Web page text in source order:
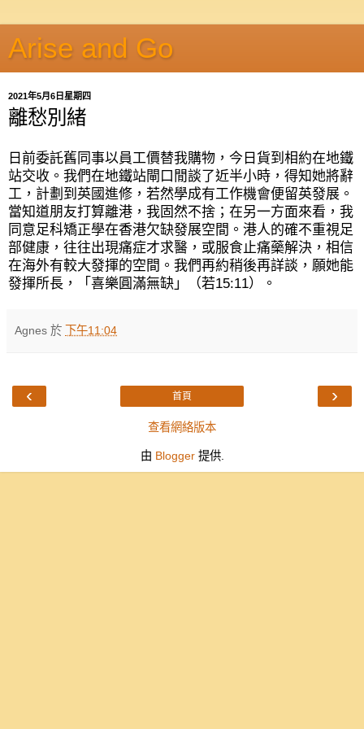
Arise and Go
2021年5月6日星期四
離愁別緒
日前委託舊同事以員工價替我購物，今日貨到相約在地鐵
站交收。我們在地鐵站閘口閒談了近半小時，得知她將辭
工，計劃到英國進修，若然學成有工作機會便留英發展。
當知道朋友打算離港，我固然不捨；在另一方面來看，我
同意足科矯正學在香港欠缺發展空間。港人的確不重視足
部健康，往往出現痛症才求醫，或服食止痛藥解決，相信
在海外有較大發揮的空間。我們再約稍後再詳談，願她能
發揮所長，「喜樂圓滿無缺」（若15:11）。
Agnes 於 下午11:04
‹ ›
首頁
查看網絡版本
由 Blogger提供.